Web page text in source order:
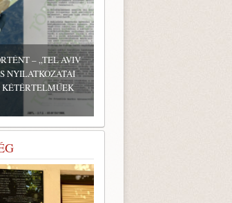
– „TEL AVIV
NYILATKOZATAI